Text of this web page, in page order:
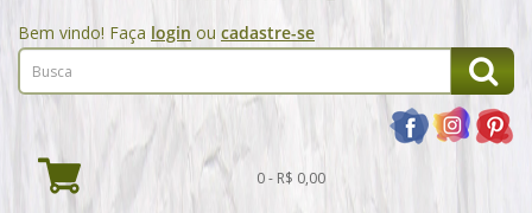
Bem vindo! Faça login ou cadastre-se
0 - R$ 0,00